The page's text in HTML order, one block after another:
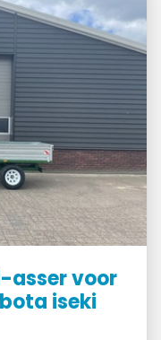
asser voor
iseki